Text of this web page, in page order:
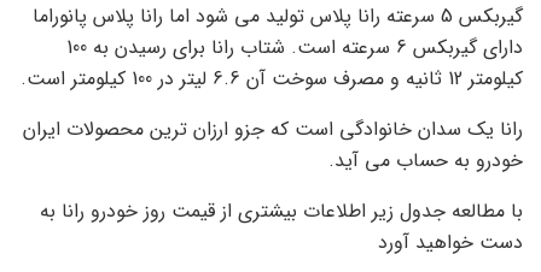
گیربکس 5 سرعته رانا پلاس تولید می شود اما رانا پلاس پانوراما
دارای گیربکس 6 سرعته است. شتاب رانا برای رسیدن به 100
کیلومتر 12 ثانیه و مصرف سوخت آن 6.6 لیتر در 100 کیلومتر است.
رانا یک سدان خانوادگی است که جزو ارزان ترین محصولات ایران
خودرو به حساب می آید.
با مطالعه جدول زیر اطلاعات بیشتری از قیمت روز خودرو رانا به
دست خواهید آورد